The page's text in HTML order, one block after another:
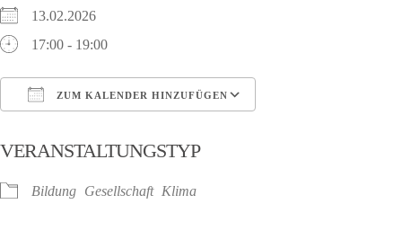
13.02.2026
17:00 - 19:00
ZUM KALENDER HINZUFÜGEN
VERANSTALTUNGSTYP
Bildung Gesellschaft Klima